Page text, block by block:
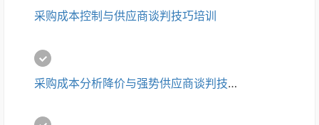
采购成本控制与供应商谈判技巧培训
采购成本分析降价与强势供应商谈判技巧培训